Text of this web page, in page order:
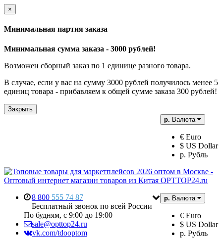
×
Минимальная партия заказа
Минимальная сумма заказа - 3000 рублей!
Возможен сборный заказ по 1 единице разного товара.
В случае, если у вас на сумму 3000 рублей получилось менее 5
единиц товара - прибавляем к общей сумме заказа 300 рублей!
Закрыть
р. Валюта
€ Euro
$ US Dollar
р. Рубль
р. Валюта
€ Euro
$ US Dollar
р. Рубль
8 800 555 74 87
Бесплатный звонок по всей России
По будням, с 9:00 до 19:00
sale@opttop24.ru
vk.com/tdooptom